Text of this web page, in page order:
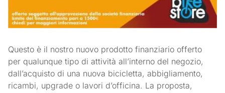
Questo è il nostro nuovo prodotto finanziario offerto
per qualunque tipo di attività all’interno del negozio,
dall’acquisto di una nuova bicicletta, abbigliamento,
ricambi, upgrade o lavori d’officina. La proposta,